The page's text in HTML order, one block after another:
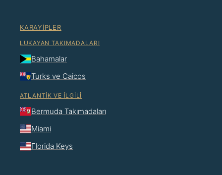
KARAYIPLER
LUKAYAN TAKIMADALARI
Bahamalar
Turks ve Caicos
ATLANTIK VE İLGILI
Bermuda Takımadaları
Miami
Florida Keys